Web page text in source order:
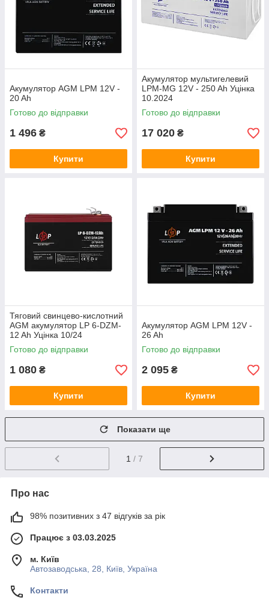
Акумулятор AGM LPM 12V -
20 Ah
Готово до відправки
1 496 ₴
Купити
Акумулятор мультигелевий
LPM-MG 12V - 250 Ah Уцінка
10.2024
Готово до відправки
17 020 ₴
Купити
Тяговий свинцево-кислотний
AGM акумулятор LP 6-DZM-
12 Ah Уцінка 10/24
Готово до відправки
1 080 ₴
Купити
Акумулятор AGM LPM 12V -
26 Ah
Готово до відправки
2 095 ₴
Купити
Показати ще
1 / 7
Про нас
98% позитивних з 47 відгуків за рік
Працює з 03.03.2025
м. Київ
Автозаводська, 28, Київ, Україна
Контакти